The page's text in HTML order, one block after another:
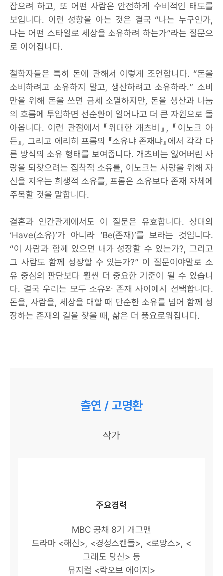
잡으려 하고, 또 어떤 사람은 안전하게 수비적인 태도를
보입니다. 이런 성향을 아는 것은 결국 “나는 누구인가,
나는 어떤 스타일로 세상을 소유하려 하는가”라는 질문으
로 이어집니다.
철학자들은 특히 돈에 관해서 이렇게 조언합니다. “돈을
소비하려고 소유하지 말고, 생산하려고 소유하라.” 소비
만을 위해 돈을 쓰면 금세 소멸하지만, 돈을 생산과 나눔
의 흐름에 투입하면 선순환이 일어나고 더 큰 자원으로 돌
아옵니다. 이런 관점에서 『위대한 개츠비』, 『이노크 아
든』, 그리고 에리히 프롬의 『소유냐 존재냐』에서 각각 다
른 방식의 소유 형태를 보여줍니다. 개츠비는 잃어버린 사
랑을 되찾으려는 집착적 소유를, 이노크는 사랑을 위해 자
신을 지우는 희생적 소유를, 프롬은 소유보다 존재 자체에
주목할 것을 말합니다.
결혼과 인간관계에서도 이 질문은 유효합니다. 상대의
‘Have(소유)’가 아니라 ‘Be(존재)’를 보라는 것입니다.
“이 사람과 함께 있으면 내가 성장할 수 있는가?, 그리고
그 사람도 함께 성장할 수 있는가?” 이 질문이야말로 소
유 중심의 판단보다 훨씬 더 중요한 기준이 될 수 있습니
다. 결국 우리는 모두 소유와 존재 사이에서 선택합니다.
돈을, 사람을, 세상을 대할 때 단순한 소유를 넘어 함께 성
장하는 존재의 길을 찾을 때, 삶은 더 풍요로워집니다.
출연 / 고명환
작가
주요경력
MBC 공채 8기 개그맨
드라마 <해신>, <경성스캔들>, <로망스>, <
그래도 당신> 등
뮤지컬 <락오브 에이지>